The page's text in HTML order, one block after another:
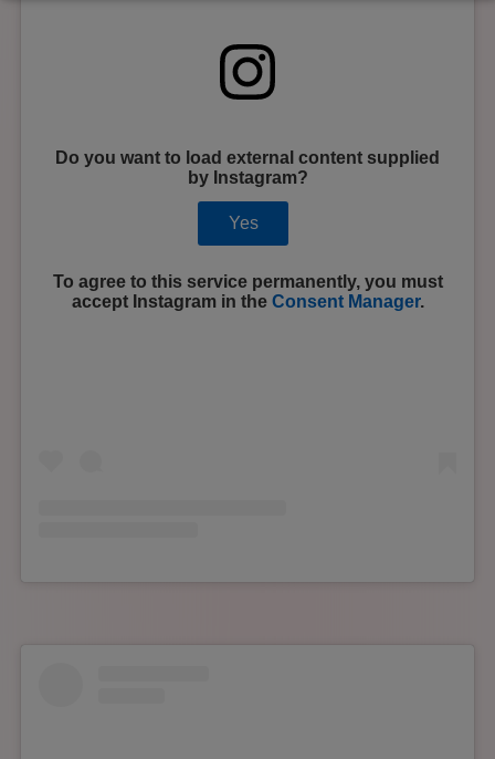
Do you want to load external content supplied
by Instagram?
Yes
To agree to this service permanently, you must
accept Instagramin the Consent Manager.